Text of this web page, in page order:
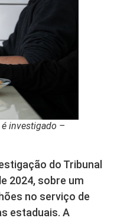
investigado –
do Tribunal
2024, sobre um
no serviço de
estaduais. A